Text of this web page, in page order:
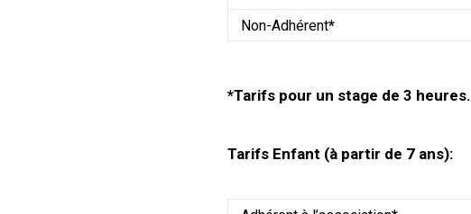
Non-Adhérent*
*Tarifs pour un stage de 3 heures.
Tarifs Enfant (à partir de 7 ans):